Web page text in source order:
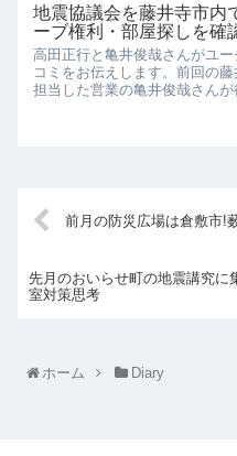
地震協議会を藤井寺市内
ーブ権利・部屋探しを確
高田正行と亀井俊哉さんがユ
コミをお伝えします。前回の
担当した営業の亀井俊哉さんが
前月の防災広場は倉敷市!
先月のおいらせ町の地震講究に
室対策思考
ホーム Diary